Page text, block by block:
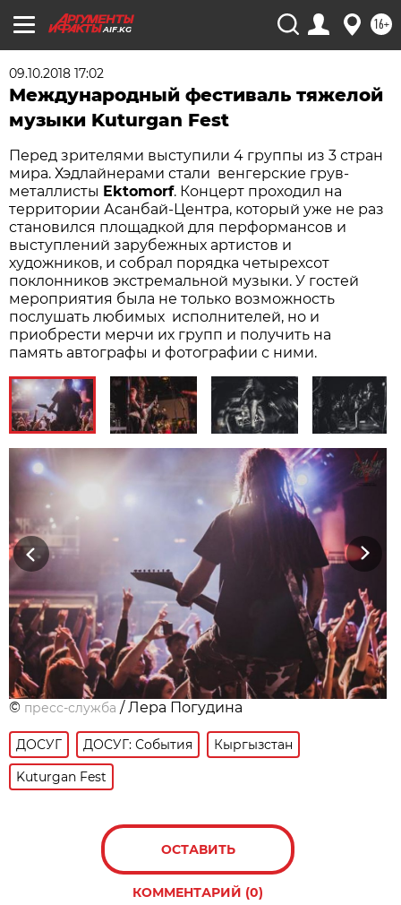
AIF.KG 16+
09.10.2018 17:02
Международный фестиваль тяжелой
музыки Kuturgan Fest
Перед зрителями выступили 4 группы из 3 стран
мира. Хэдлайнерами стали венгерские грув-
металлисты Ektomorf. Концерт проходил на
территории Асанбай-Центра, который уже не раз
становился площадкой для перформансов и
выступлений зарубежных артистов и
художников, и собрал порядка четырехсот
поклонников экстремальной музыки. У гостей
мероприятия была не только возможность
послушать любимых исполнителей, но и
приобрести мерчи их групп и получить на
память автографы и фотографии с ними.
Previous Next
© пресс-служба / Лера Погудина
ДОСУГ ДОСУГ: События
Кыргызстан
Kuturgan Fest
ОСТАВИТЬ
КОММЕНТАРИЙ (0)